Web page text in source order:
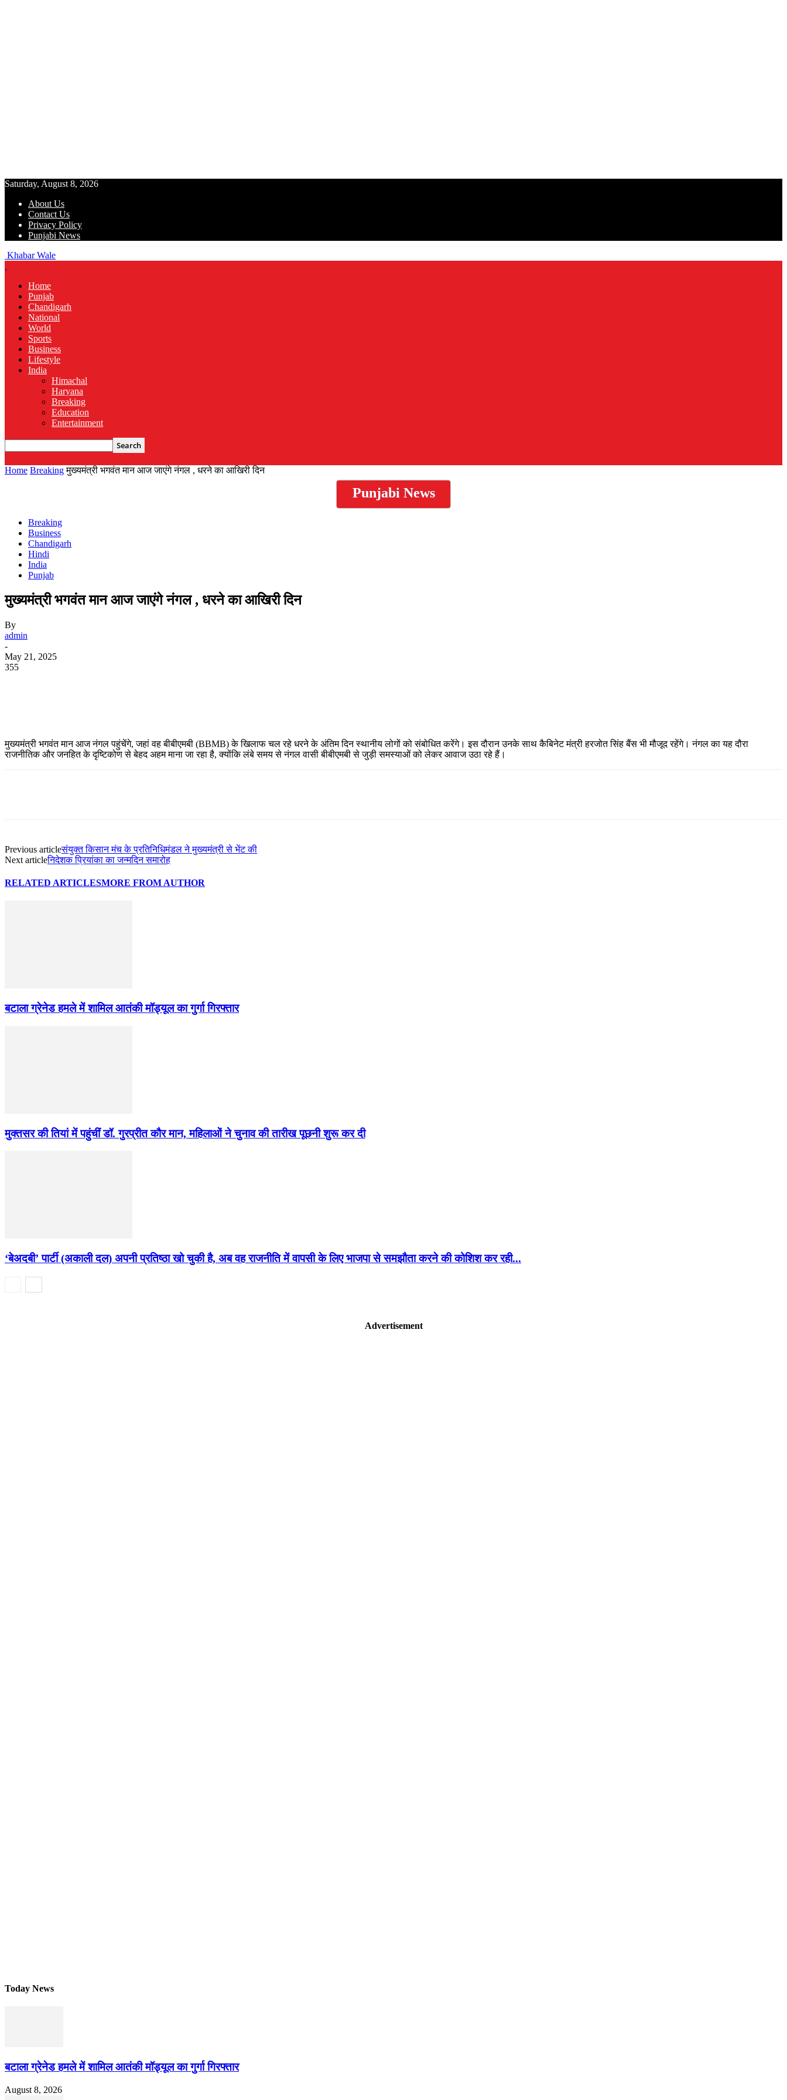
Saturday, August 8, 2026
About Us
Contact Us
Privacy Policy
Punjabi News
Khabar Wale
Home
Punjab
Chandigarh
National
World
Sports
Business
Lifestyle
India
Himachal
Haryana
Breaking
Education
Entertainment
Home Breaking मुख्यमंत्री भगवंत मान आज जाएंगे नंगल , धरने का आखिरी दिन
Punjabi News
Breaking
Business
Chandigarh
Hindi
India
Punjab
मुख्यमंत्री भगवंत मान आज जाएंगे नंगल , धरने का आखिरी दिन
By
admin
-
May 21, 2025
355
मुख्यमंत्री भगवंत मान आज नंगल पहुंचेंगे, जहां वह बीबीएमबी (BBMB) के खिलाफ चल रहे धरने के अंतिम दिन स्थानीय लोगों को संबोधित करेंगे। इस दौरान उनके साथ कैबिनेट मंत्री हरजोत सिंह बैंस भी मौजूद रहेंगे। नंगल का यह दौरा
राजनीतिक और जनहित के दृष्टिकोण से बेहद अहम माना जा रहा है, क्योंकि लंबे समय से नंगल वासी बीबीएमबी से जुड़ी समस्याओं को लेकर आवाज उठा रहे हैं।
Previous articleसंयुक्त किसान मंच के प्रतिनिधिमंडल ने मुख्यमंत्री से भेंट की
Next articleनिदेशक प्रियांका का जन्मदिन समारोह
RELATED ARTICLESMORE FROM AUTHOR
बटाला ग्रेनेड हमले में शामिल आतंकी मॉड्यूल का गुर्गा गिरफ्तार
मुक्तसर की तियां में पहुंचीं डॉ. गुरप्रीत कौर मान, महिलाओं ने चुनाव की तारीख पूछनी शुरू कर दी
‘बेअदबी’ पार्टी (अकाली दल) अपनी प्रतिष्ठा खो चुकी है, अब वह राजनीति में वापसी के लिए भाजपा से समझौता करने की कोशिश कर रही...
Advertisement
Today News
बटाला ग्रेनेड हमले में शामिल आतंकी मॉड्यूल का गुर्गा गिरफ्तार
August 8, 2026